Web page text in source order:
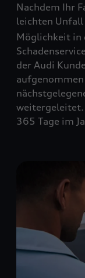
Nachdem Ihr
leichten Unfall
Möglichkeit in
der Audi
weitergeleitet.
365 Tage im